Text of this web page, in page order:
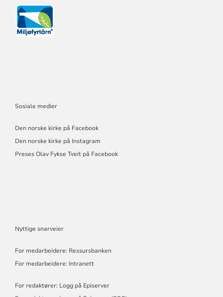
Sosiale medier
Den norske kirke på Facebook
Den norske kirke på Instagram
Preses Olav Fykse Tveit på Facebook
Nyttige snarveier
For medarbeidere: Ressursbanken
For medarbeidere: Intranett
For redaktører: Logg på Episerver